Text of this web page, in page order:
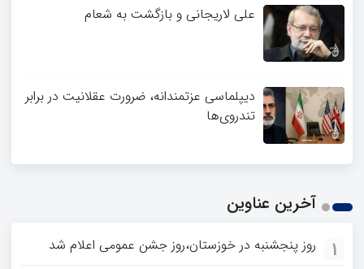
علی لاریجانی و بازگشت به شعام
دیپلماسی عزتمندانه، ضرورت عقلانیت در برابر
تندروی‌ها
آخرین عناوین
1 روز پنجشنبه در خوزستان،روز جشن عمومی اعلام شد